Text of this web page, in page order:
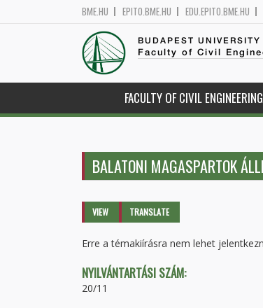
BME.HU EPITO.BME.HU EDU.EPITO.BME.HU
BUDAPEST
Faculty of Civil
FACULTY OF CIVIL ENGINEERING
BALATONI MAGASPARTOK
Primary tabs
VIEW (ACTIVETRANSLATE
Erre a témakiírásra nem lehet
NYILVÁNTARTÁSI SZÁM:
20/11